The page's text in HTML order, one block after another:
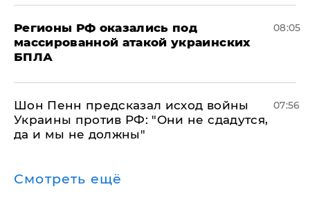
Регионы РФ оказались под
массированной атакой украинских
БПЛА
08:05
Шон Пенн предсказал исход войны
Украины против РФ: "Они не сдадутся,
да и мы не должны"
07:56
Смотреть ещё